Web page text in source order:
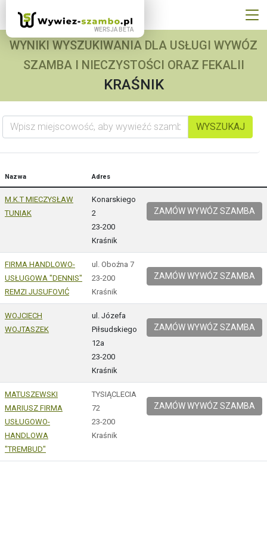
WYNIKI WYSZUKIWANIA DLA USŁUGI WYWÓZ
SZAMBA I NIECZYSTOŚCI ORAZ FEKALII
KRAŚNIK
Wpisz miejscowość, aby wywieźć szambo
WYSZUKAJ
Nazwa Adres
M.K.T MIECZYSŁAW
TUNIAK
Konarskiego
2
23-200
Kraśnik
ZAMÓW WYWÓZ SZAMBA
FIRMA HANDLOWO-
USŁUGOWA "DENNIS"
REMZI JUSUFOVIĆ
ul. Oboźna 7
23-200
Kraśnik
ZAMÓW WYWÓZ SZAMBA
WOJCIECH
WOJTASZEK
ul. Józefa
Piłsudskiego
12a
23-200
Kraśnik
ZAMÓW WYWÓZ SZAMBA
MATUSZEWSKI
MARIUSZ FIRMA
USŁUGOWO-
HANDLOWA
"TREMBUD"
TYSIĄCLECIA
72
23-200
Kraśnik
ZAMÓW WYWÓZ SZAMBA